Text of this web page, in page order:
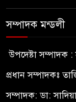
সম্পাদক মন্ডলী
উপদেষ্টা সম্পাদক
প্রধান সম্পাদকঃ
সম্পাদক: ডা: